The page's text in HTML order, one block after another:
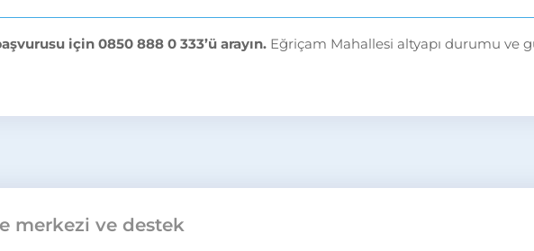
için 0850 888 0 333’ü arayın. Eğriçam Mahallesi altyapı durumu ve
merkezi ve destek